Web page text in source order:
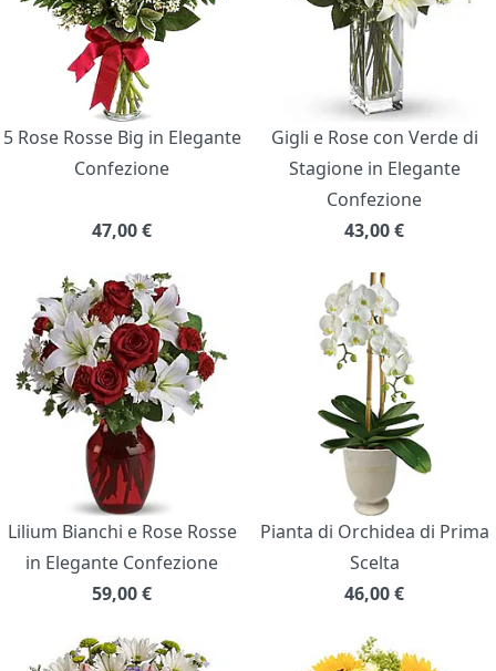
5 Rose Rosse Big in Elegante
Confezione
47,00€
Gigli e Rose con Verde di
Stagione in Elegante
Confezione
43,00€
Lilium Bianchi e Rose Rosse
in Elegante Confezione
59,00€
Pianta di Orchidea di Prima
Scelta
46,00€